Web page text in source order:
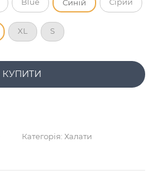
Синій
XL S
КУПИТИ
Категорія: Халати